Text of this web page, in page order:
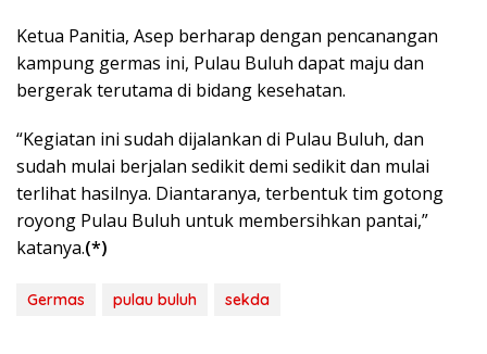
Ketua Panitia, Asep berharap dengan pencanangan
kampung germas ini, Pulau Buluh dapat maju dan
bergerak terutama di bidang kesehatan.
“Kegiatan ini sudah dijalankan di Pulau Buluh, dan
sudah mulai berjalan sedikit demi sedikit dan mulai
terlihat hasilnya. Diantaranya, terbentuk tim gotong
royong Pulau Buluh untuk membersihkan pantai,”
katanya.(*)
Germas pulau buluh sekda